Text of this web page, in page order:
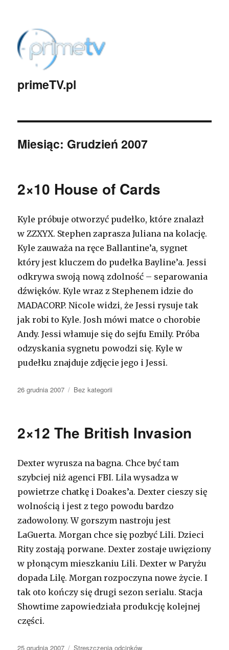
primeTV.pl
Miesiąc: Grudzień 2007
2×10 House of Cards
Kyle próbuje otworzyć pudełko, które znalazł
w ZZXYX. Stephen zaprasza Juliana na kolację.
Kyle zauważa na ręce Ballantine’a, sygnet
który jest kluczem do pudełka Bayline’a. Jessi
odkrywa swoją nową zdolność – separowania
dźwięków. Kyle wraz z Stephenem idzie do
MADACORP. Nicole widzi, że Jessi rysuje tak
jak robi to Kyle. Josh mówi matce o chorobie
Andy. Jessi włamuje się do sejfu Emily. Próba
odzyskania sygnetu powodzi się. Kyle w
pudełku znajduje zdjęcie jego i Jessi.
Opublikowano
26 grudnia 2007 Kategorie
Bez kategorii
2×12 The British Invasion
Dexter wyrusza na bagna. Chce być tam
szybciej niż agenci FBI. Lila wysadza w
powietrze chatkę i Doakes’a. Dexter cieszy się
wolnością i jest z tego powodu bardzo
zadowolony. W gorszym nastroju jest
LaGuerta. Morgan chce się pozbyć Lili. Dzieci
Rity zostają porwane. Dexter zostaje uwięziony
w płonącym mieszkaniu Lili. Dexter w Paryżu
dopada Lilę. Morgan rozpoczyna nowe życie. I
tak oto kończy się drugi sezon serialu. Stacja
Showtime zapowiedziała produkcję kolejnej
części.
Opublikowano
25 grudnia 2007 Kategorie
Streszczenia odcinków